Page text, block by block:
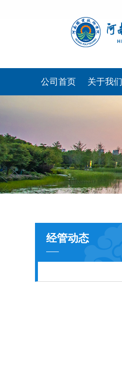
公司首页 关于我们
经管动态